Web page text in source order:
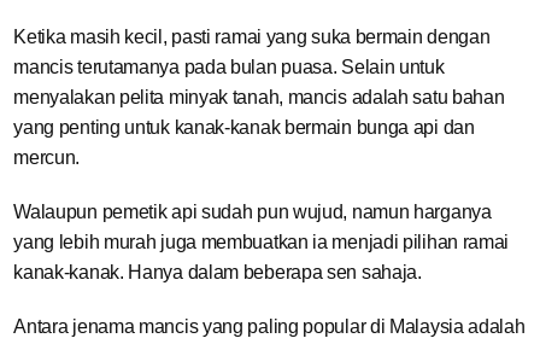
Ketika masih kecil, pasti ramai yang suka bermain dengan
mancis terutamanya pada bulan puasa. Selain untuk
menyalakan pelita minyak tanah, mancis adalah satu bahan
yang penting untuk kanak-kanak bermain bunga api dan
mercun.
Walaupun pemetik api sudah pun wujud, namun harganya
yang lebih murah juga membuatkan ia menjadi pilihan ramai
kanak-kanak. Hanya dalam beberapa sen sahaja.
Antara jenama mancis yang paling popular di Malaysia adalah